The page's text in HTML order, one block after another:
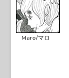
Maro/マロ